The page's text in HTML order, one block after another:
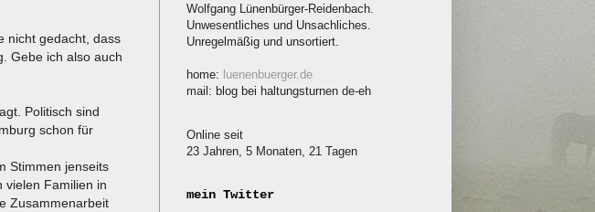
nicht gedacht, dass
Gebe ich also auch
Politisch sind
schon für
Stimmen jenseits
vielen Familien in
Zusammenarbeit
Wolfgang Lünenbürger-Reidenbach.
Unwesentliches und Unsachliches.
Unregelmäßig und unsortiert.
home: luenenbuerger.de
mail: blog bei haltungsturnen de-eh
Online seit
23 Jahren, 5 Monaten, 21 Tagen
mein Twitter